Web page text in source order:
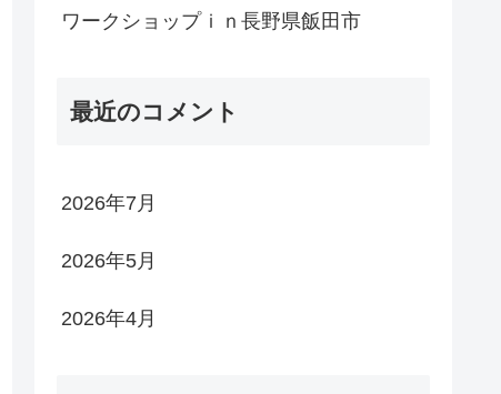
ワークショップｉｎ長野県飯田市
最近のコメント
2026年7月
2026年5月
2026年4月